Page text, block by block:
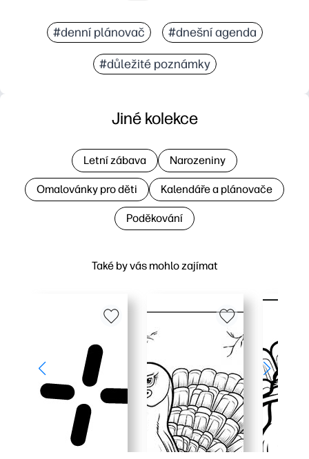
#denní plánovač #dnešní agenda
#důležité poznámky
Také by vás mohlo zajímat
Jiné kolekce
Letní zábava Narozeniny
Omalovánky pro děti Kalendáře a plánovače
Poděkování